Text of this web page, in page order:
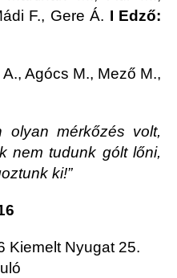
F., Gere Á. I Edző:
Agócs M., Mező M.,
olyan mérkőzés volt,
nem tudunk gólt lőni,
ki!”
Kiemelt Nyugat 25.